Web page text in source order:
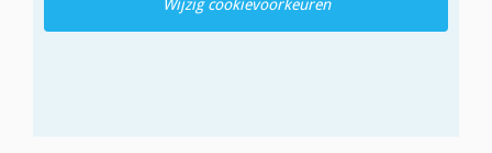
Wijzig cookievoorkeuren